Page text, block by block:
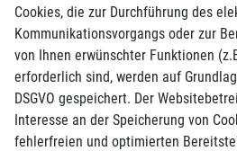
Cookies, die zur Durchführung des
Kommunikationsvorgangs oder zur
von Ihnen erwünschter Funktionen
erforderlich sind, werden auf
DSGVO gespeichert. Der
Interesse an der Speicherung von
fehlerfreien und optimierten